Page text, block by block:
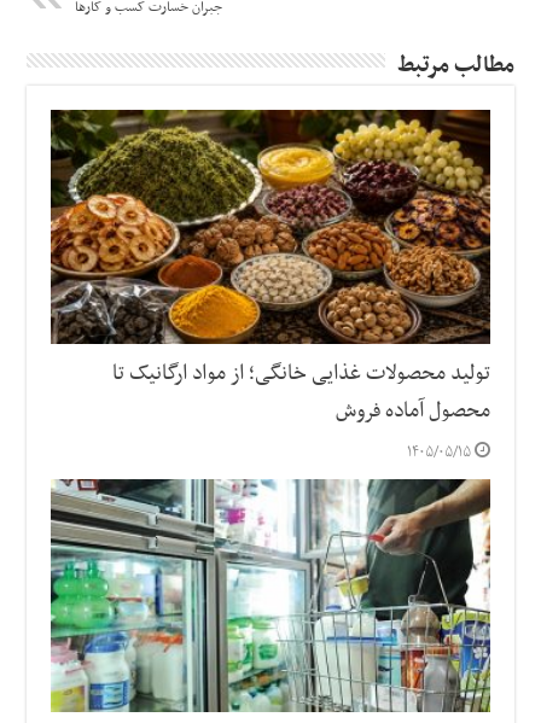
جبران خسارت کسب و کارها
مطالب مرتبط
تولید محصولات غذایی خانگی؛ از مواد ارگانیک تا
محصول آماده فروش
۱۴۰۵/۰۵/۱۵